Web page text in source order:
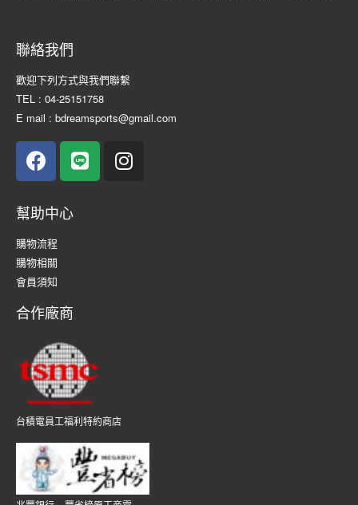
聯絡我們
歡迎下列方式與我們聯繫
TEL : 04-25151758
E mail : bdreamsports@gmail.com
幫助中心
購物流程
購物相關
會員須知
合作廠商
台積電員工福利特約商店